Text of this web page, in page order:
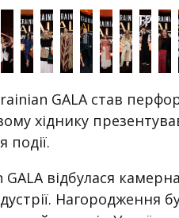
GALA став
хіднику
події.
відбулася